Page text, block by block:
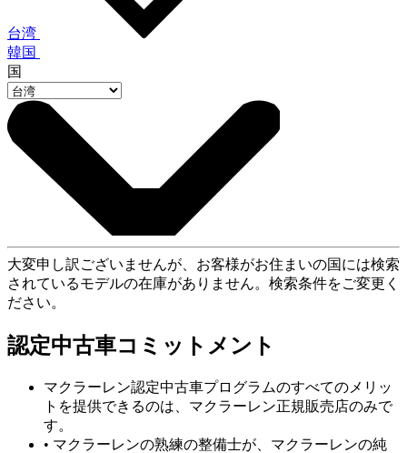
台湾
韓国
国
大変申し訳ございませんが、お客様がお住まいの国には検索
されているモデルの在庫がありません。検索条件をご変更く
ださい。
認定中古車コミットメント
マクラーレン認定中古車プログラムのすべてのメリッ
トを提供できるのは、マクラーレン正規販売店のみで
す。
• マクラーレンの熟練の整備士が、マクラーレンの純